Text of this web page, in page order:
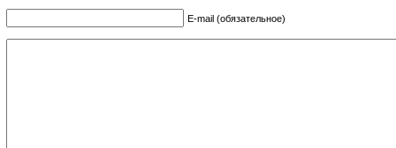
E-mail (обязательное)